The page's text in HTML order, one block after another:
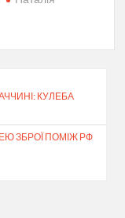
КУЛЕБА
ЗБРОЇ ПОМІЖ РФ